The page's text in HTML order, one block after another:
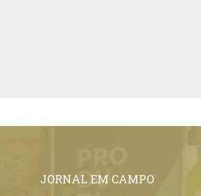
JORNAL EM CAMPO